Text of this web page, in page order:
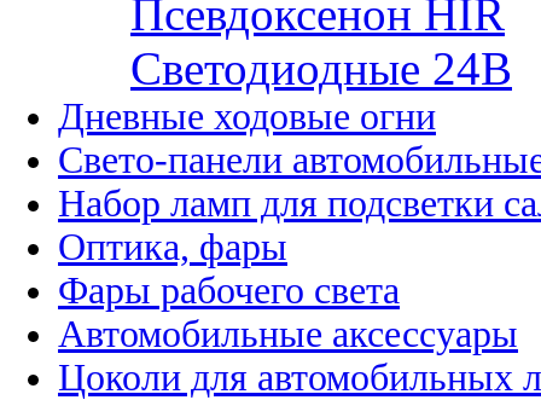
Псевдоксенон HIR
Cветодиодные 24B
Дневные ходовые огни
Свето-панели
Набор ламп для подсветки
Оптика, фары
Фары рабочего света
Автомобильные аксессуары
Цоколи для автомобильных